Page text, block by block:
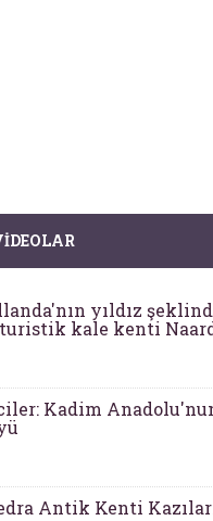
yıldız
kale kenti
Kadim
Antik Kenti